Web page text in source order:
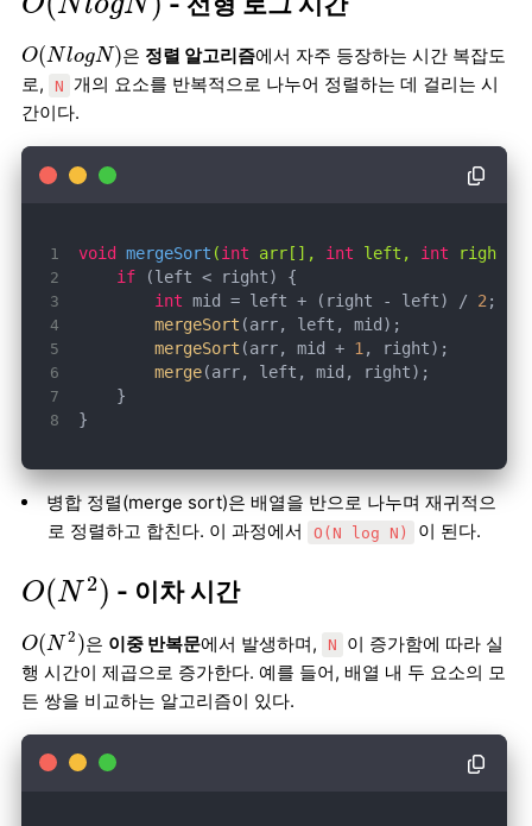
O(NlogN)
O(Nlo N) 은 정렬 알고리즘에서 자주 등장하는 시간 복잡도
로,
N
개의 요소를 반복적으로 나누어 정렬하는 데 걸리는 시
간이다.
void mergeSort (int arr[], int left, int right)
if
int mid = left + (right - left) / 2
mergeSort
mergeSort (arr, mid + 1
merge
}
병합 정렬(merge sort)은 배열을 반으로 나누며 재귀적으
로 정렬하고 합친다. 이 과정에서
O(N log N) 이 된다.
O(N 2)
O(N2) - 이차 시간
O(N 2)
O(N2)은 이중 반복문에서 발생하며, N
이 증가함에 따라 실
행 시간이 제곱으로 증가한다. 예를 들어, 배열 내 두 요소의 모
든 쌍을 비교하는 알고리즘이 있다.